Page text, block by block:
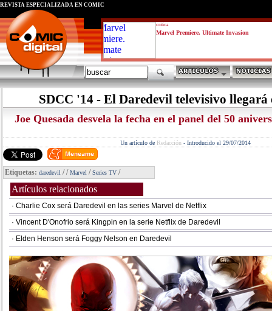
critica
Marvel Premiere. Ultimate Invasion
REVISTA ESPECIALIZADA EN CÓMIC
SDCC '14 - El Daredevil televisivo llegará
Joe Quesada desvela la fecha en el panel del 50
Un artículo de Redacción - Introducido el 29/07/2014
Etiquetas: daredevil //Marvel /Series TV /
Artículos relacionados
· Charlie Cox será Daredevil en las series Marvel de Netflix
· Vincent D'Onofrio será Kingpin en la serie Netflix de Daredevil
· Elden Henson será Foggy Nelson en Daredevil